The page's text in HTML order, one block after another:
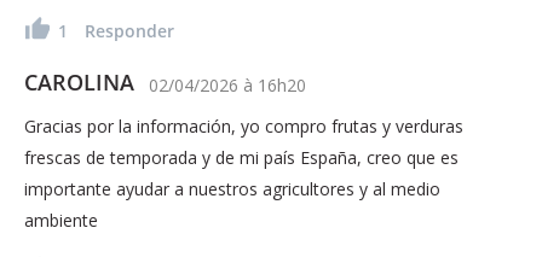
1 Responder
CAROLINA 02/04/2026 à 16h20
Gracias por la información, yo compro frutas y verduras
frescas de temporada y de mi país España, creo que es
importante ayudar a nuestros agricultores y al medio
ambiente